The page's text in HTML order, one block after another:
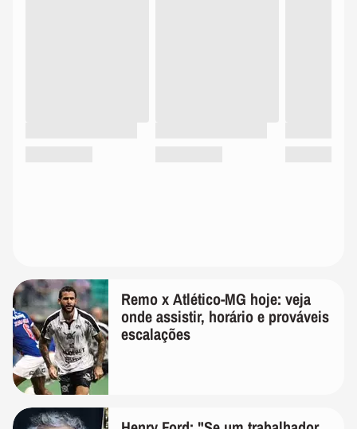
Remo x Atlético-MG hoje: veja
onde assistir, horário e prováveis
escalações